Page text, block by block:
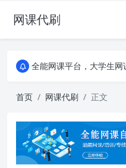
网课代刷
AI论文写作平台，根据真
全能网课平台，大学生网课、成教、
全能网课平台，大学生网课、成教、
首页 网课代刷 正文